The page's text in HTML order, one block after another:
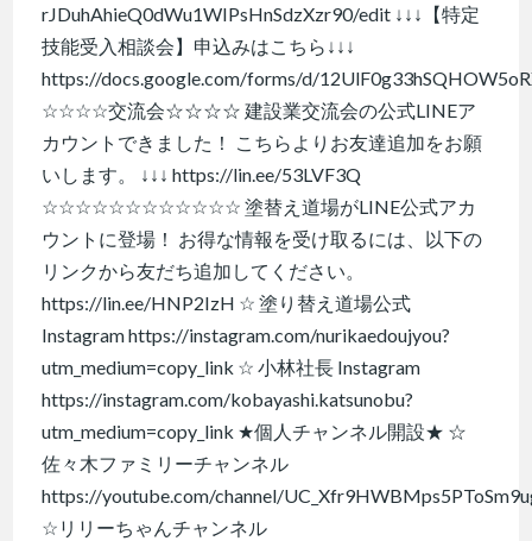
rJDuhAhieQ0dWu1WIPsHnSdzXzr90/edit ↓↓↓【特定
技能受入相談会】申込みはこちら↓↓↓
https://docs.google.com/forms/d/
☆☆☆☆交流会☆☆☆☆ 建設業交流会の公式LINEア
カウントできました！ こちらよりお友達追加をお願
いします。 ↓↓↓ https://lin.ee/53LVF3Q
☆☆☆☆☆☆☆☆☆☆☆☆ 塗替え道場がLINE公式アカ
ウントに登場！ お得な情報を受け取るには、以下の
リンクから友だち追加してください。
https://lin.ee/HNP2IzH ☆ 塗り替え道場公式
Instagram https://instagram.com/nurikaedoujyou?
utm_medium=copy_link ☆ 小林社長 Instagram
https://instagram.com/kobayashi.katsunobu?
utm_medium=copy_link ★個人チャンネル開設★ ☆
佐々木ファミリーチャンネル
https://youtube.com/channel/
☆リリーちゃんチャンネル